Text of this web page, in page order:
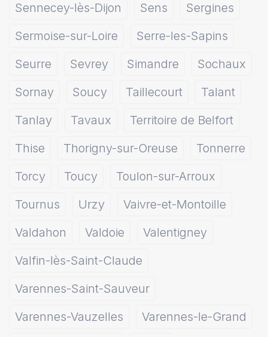
Sennecey-lès-Dijon
Sens
Sergines
Sermoise-sur-Loire
Serre-les-Sapins
Seurre
Sevrey Simandre
Sochaux
Sornay
Soucy Taillecourt
Talant
Tanlay
Tavaux
Territoire de Belfort
Thise
Thorigny-sur-Oreuse
Tonnerre
Torcy
Toucy
Toulon-sur-Arroux
Tournus
Urzy
Vaivre-et-Montoille
Valdahon
Valdoie
Valentigney
Valfin-lès-Saint-Claude
Varennes-Saint-Sauveur
Varennes-Vauzelles
Varennes-le-Grand